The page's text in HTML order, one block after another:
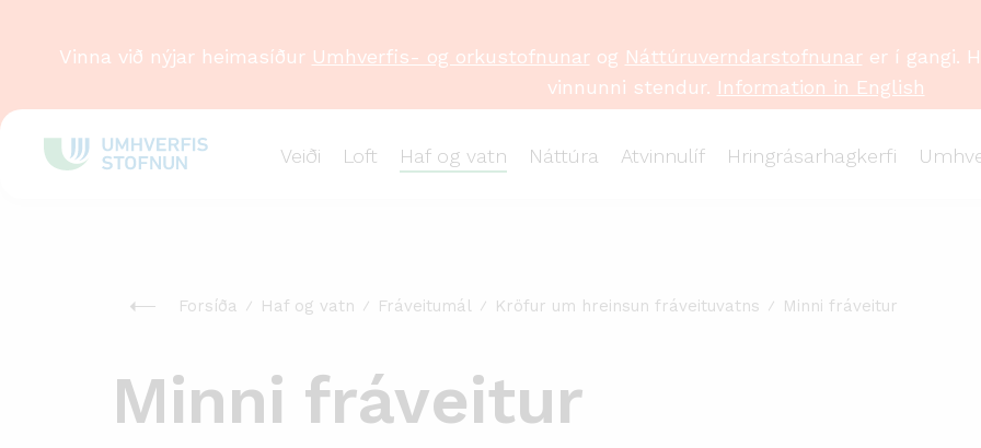
Veiði Loft Haf og vatn Náttúra Atvinnulíf Hringrásarhagkerfi
Vinna við nýjar heimasíður Umhverfis- og orkustofnunarog Náttúruverndarstofnunarer í gangi.
vinnunni stendur. Information in English
Forsíða Haf og vatn Fráveitumál Kröfur um hreinsun fráveituvatns Minni fráveitur
Minni fráveitur